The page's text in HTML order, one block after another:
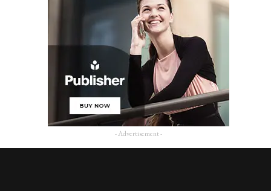
- Advertisement -